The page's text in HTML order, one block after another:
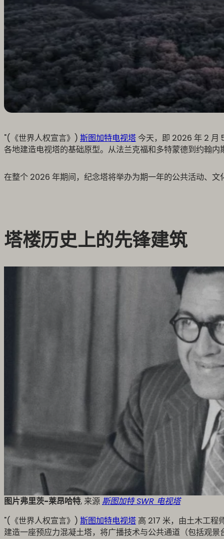
"(《世界人权宣言》) 斯图加特电视塔今天，即 2026 年 2 月
各地建造电视塔的基础原型。从法兰克福和多特蒙德到约翰
在整个 2026 年期间，纪念塔将举办为期一年的公共活动、
塔楼历史上的先锋建筑
图片弗里茨-莱昂哈特, 来源 斯图加特 SWR 电视塔
"(《世界人权宣言》) 斯图加特电视塔 高 217 米，由土木工程
建造一座预应力混凝土塔，将广播技术与公共通道（包括观景